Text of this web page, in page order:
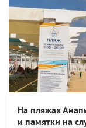
На пляжах
и памятки на